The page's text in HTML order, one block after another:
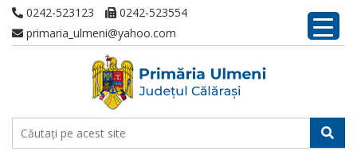
0242-523123
0242-523554
primaria_ulmeni@yahoo.com